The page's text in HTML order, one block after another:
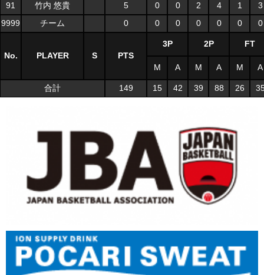
91 竹内 悠貴 5 0 0 2 4 1
3
9999
チーム 0 0 0 0 0 0 0
No. PLAYER S PTS
3P 2P FT
M A M A M A
合計 149 15 42 39 88 26